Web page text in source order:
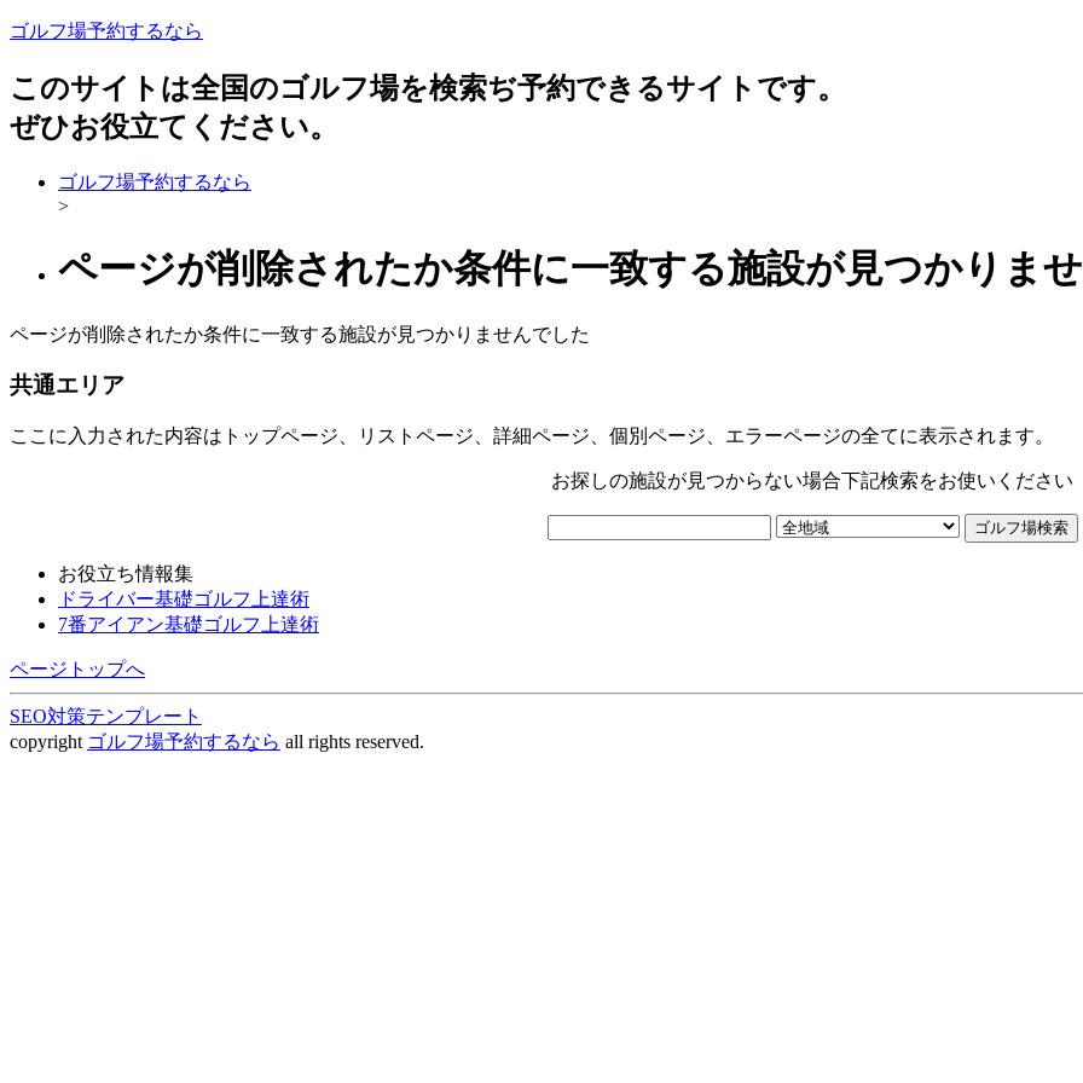
ゴルフ場予約するなら
このサイトは全国のゴルフ場を検索ぢ予約できるサイトです。
ぜひお役立てください。
ゴルフ場予約するなら
>
ページが削除されたか条件に一致する施設が見つかりま
ページが削除されたか条件に一致する施設が見つかりませんでした
共通エリア
ここに入力された内容はトップページ、リストページ、詳細ページ、個別ページ、エラーページの全てに表示されます。
お探しの施設が見つからない場合下記検索をお使いください
お役立ち情報集
ドライバー基礎ゴルフ上達術
7番アイアン基礎ゴルフ上達術
ページトップへ
SEO対策テンプレート
copyright ゴルフ場予約するなら all rights reserved.